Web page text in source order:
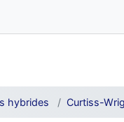
hybrides Curtiss-